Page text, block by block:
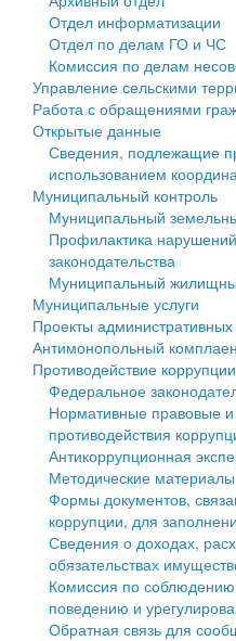
Социальная защита
Фотоальбом
Муниципальные услуги
Проекты
Антимонопольный
Противодействие
Информационная
среднего
Муниципальные
Контрольно-счетная
Персональные данные
Оценка регулирующего
Деятельность МУ
Нормативы
Правила
Генеральные планы
Проекты планировки
Собрание депутатов
Городское поселение
Сельские поселения
Отдел информатизации
Отдел по делам ГО и ЧС
Комиссия по делам
Управление сельскими
Работа с обращениями
Открытые данные
Сведения, подлежащие
использованием
Муниципальный контроль
Муниципальный
Профилактика
законодательства
Муниципальный
Муниципальные услуги
Проекты
Антимонопольный
Противодействие коррупции
Федеральное
Нормативные правовые
противодействия
Антикоррупционная
Методические материалы
Формы документов,
коррупции, для
Сведения о доходах,
обязательствах
Комиссия по
поведению и
Обратная связь для